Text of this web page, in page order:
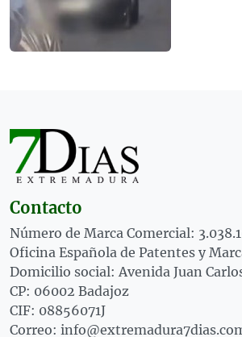
Contacto
Número de Marca Comercial:
Oficina Española de Patentes y
Domicilio social: Avenida Juan
CP: 06002 Badajoz
CIF: 08856071J
Correo: